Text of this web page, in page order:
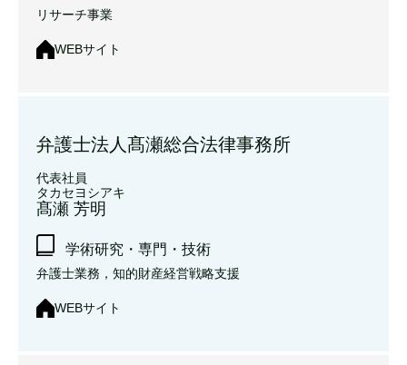
リサーチ事業
WEBサイト
弁護士法人髙瀬総合法律事務所
代表社員
タカセヨシアキ
髙瀬 芳明
学術研究・専門・技術
弁護士業務，知的財産経営戦略支援
WEBサイト